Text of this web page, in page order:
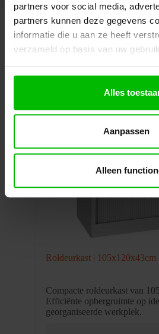
partners voor social media,
partners kunnen deze gegevens
informatie die u aan ze heeft
verzameld op basis van uw
Alles
Aanpassen
Alleen
Misschien ook interessant
Roldeurkast | 105x120x43cm
Compacte roldeurkast van
Efficiënte opbergruimte op
georganiseerde werkplek.